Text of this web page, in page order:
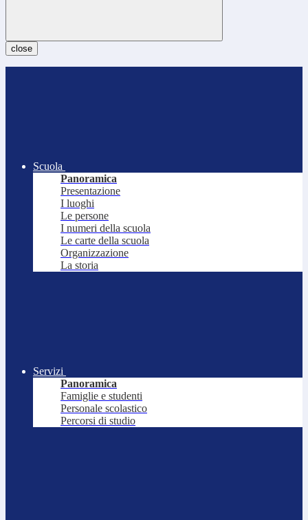
close
Scuola
Panoramica
Presentazione
I luoghi
Le persone
I numeri della scuola
Le carte della scuola
Organizzazione
La storia
Servizi
Panoramica
Famiglie e studenti
Personale scolastico
Percorsi di studio